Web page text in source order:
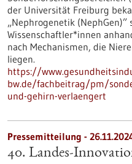
der Universität Freiburg
„Nephrogenetik
Wissenschaftler*innen
nach Mechanismen, die
liegen.
https://
bw.de/fachbeitrag/pm/
und-gehirn-verlaengert
Pressemitteilung -
40. Landes-